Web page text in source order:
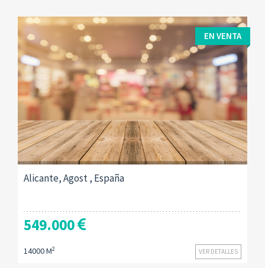
EN VENTA
Alicante, Agost , España
549.000
VER DETALLES
14000 M2